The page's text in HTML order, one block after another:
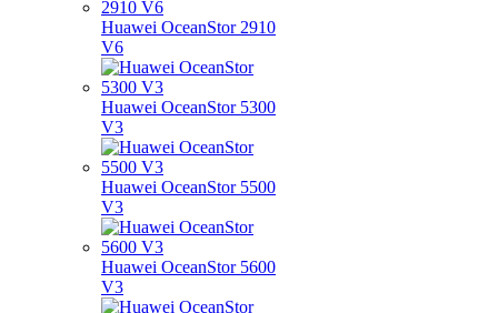
Huawei OceanStor 2910
V6
Huawei OceanStor 5300
V3
Huawei OceanStor 5500
V3
Huawei OceanStor 5600
V3